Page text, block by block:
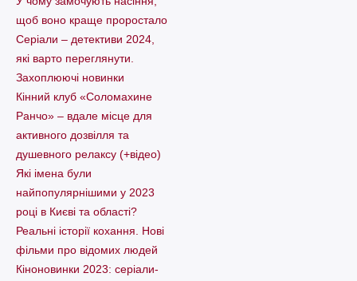
щоб воно краще проростало
Серіали – детективи 2024,
які варто пеpеглянути.
Захоплюючі новинки
Кінний клуб «Соломахине
Ранчо» – вдале місце для
активного дозвілля та
душевного релаксу (+відео)
Які імена були
найпопулярнішими у 2023
році в Києві та області?
Реальні історії кохання. Нові
фільми про відомих людей
Кіноновинки 2023: серіали-